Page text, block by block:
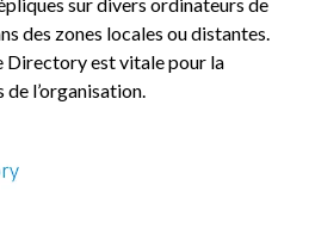
des zones locales ou distantes.
Directory est vitale pour la
l’organisation.